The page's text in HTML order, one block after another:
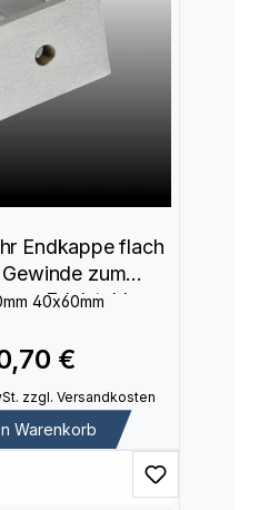
Endkappe flach
zum
Edelstahl
40x60mm
€
zzgl. Versandkosten
Warenkorb